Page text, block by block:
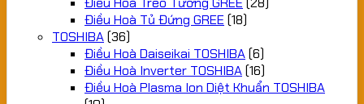
Điều Hoà Tủ Đứng GREE (18)
TOSHIBA(36)
Điều Hoà Daiseikai TOSHIBA(6)
Điều Hoà Inverter TOSHIBA(16)
Điều Hoà Plasma Ion Diệt Khuẩn TOSHIBA